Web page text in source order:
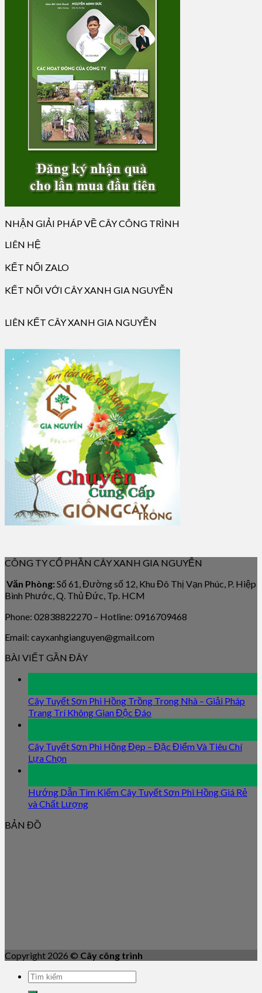
NHẬN GIẢI PHÁP VỀ CÂY CÔNG TRÌNH
LIÊN HỆ
KẾT NỐI ZALO
KẾT NỐI VỚI CÂY XANH GIA NGUYỄN
LIÊN KẾT CÂY XANH GIA NGUYỄN
CÔNG TY CỔ PHẦN CÂY XANH GIA NGUYỄN
Văn Phòng: Số 61, Đường số 12, Khu Đô Thị Vạn Phúc, P. Hiệp
Bình Phước, Q. Thủ Đức, Tp. HCM
Phone: 02838822270 – Hotline: 0916709468
Email: cayxanhgianguyen@gmail.com
BÀI VIẾT GẦN ĐÂY
Cây Tuyết Sơn Phi Hồng Trồng Trong Nhà – Giải Pháp
Trang Trí Không Gian Độc Đáo
Cây Tuyết Sơn Phi Hồng Đẹp – Đặc Điểm Và Tiêu Chí
Lựa Chọn
Hướng Dẫn Tìm Kiếm Cây Tuyết Sơn Phi Hồng Giá Rẻ
và Chất Lượng
BẢN ĐỒ
Copyright 2026 © Cây công trình